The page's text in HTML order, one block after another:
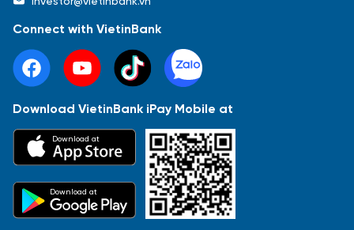
Báo cáo tài chính Thông tin giao dịch
Sự kiện
Connect with VietinBank
Download VietinBank iPay Mobile at
Download at
Download at